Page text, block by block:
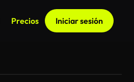
Precios Iniciar sesión